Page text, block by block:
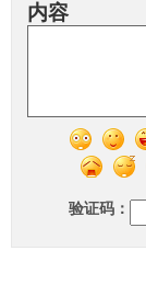
内容
验证码：